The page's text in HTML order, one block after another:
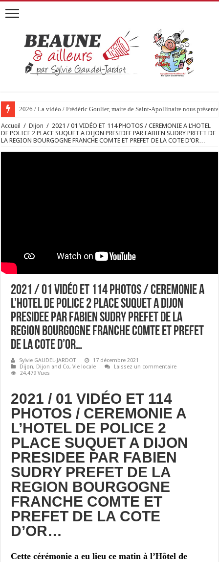
2026 / La vidéo / Frédéric Goulier, maire de Saint-Apollinaire nous
Accueil / Dijon / 2021 / 01 VIDÉO ET 114 PHOTOS / CEREMONIE A L’HOTEL
DE POLICE 2 PLACE SUQUET A DIJON PRESIDEE PAR FABIEN SUDRY PREFET DE
LA REGION BOURGOGNE FRANCHE COMTE ET PREFET DE LA COTE D’OR…
2021 / 01 VIDÉO ET 114 PHOTOS / CEREMONIE A
L’HOTEL DE POLICE 2 PLACE SUQUET A DIJON
PRESIDEE PAR FABIEN SUDRY PREFET DE LA
REGION BOURGOGNE FRANCHE COMTE ET PREFET
DE LA COTE D’OR…
Sylvie GAUDEL-JARDOT
17 décembre 2021
Dijon, Dijon and Co,Vie locale
Laissez un commentaire
24,479 Vues
2021 / 01 VIDÉO ET 114
PHOTOS / CEREMONIE A
L’HOTEL DE POLICE 2
PLACE SUQUET A DIJON
PRESIDEE PAR FABIEN
SUDRY PREFET DE LA
REGION BOURGOGNE
FRANCHE COMTE ET
PREFET DE LA COTE
D’OR…
Cette cérémonie a eu lieu ce matinà l’Hôtel de